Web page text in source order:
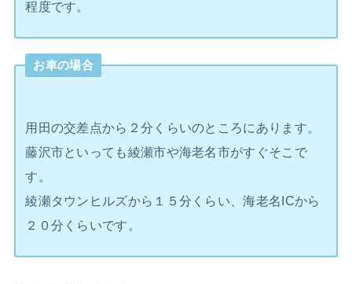
程度です。
お車の場合
用田の交差点から２分くらいのところにあります。
藤沢市といっても綾瀬市や海老名市がすぐそこで
す。
綾瀬タウンヒルズから１５分くらい、海老名ICから
２０分くらいです。